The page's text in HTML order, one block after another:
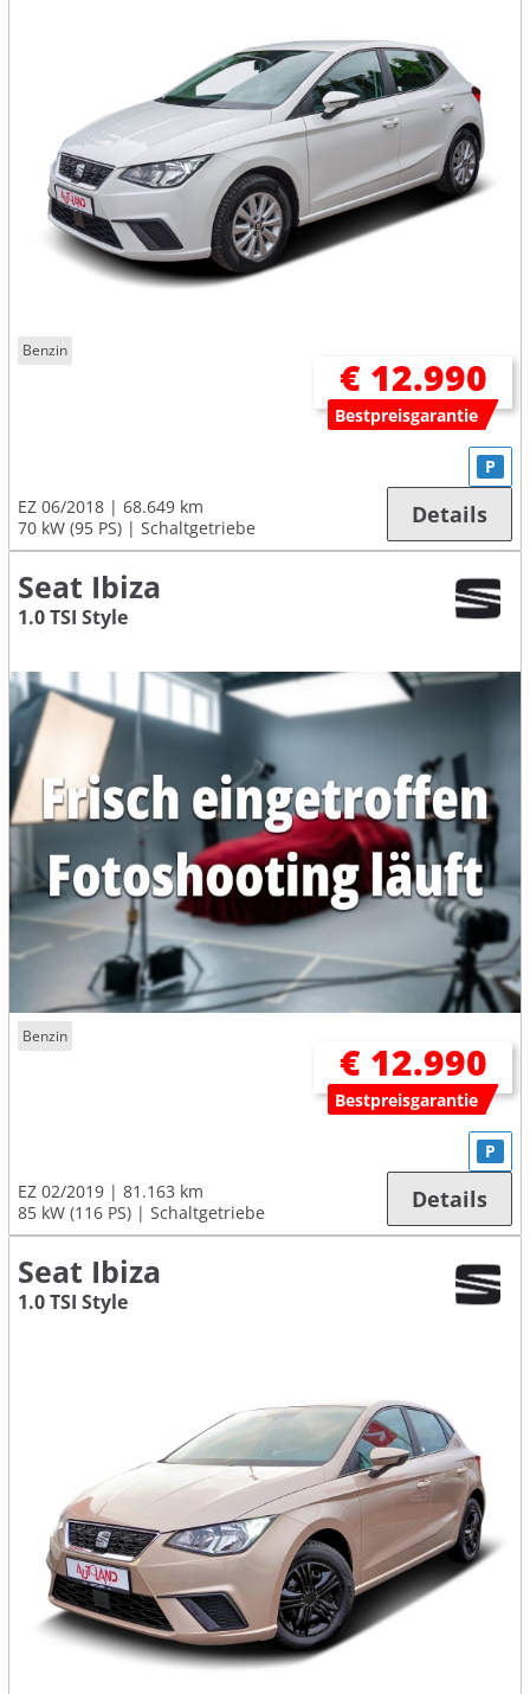
Benzin
€ 12.990
Bestpreisgarantie
EZ 06/2018
68.649 km
70 kW (95 PS)
Schaltgetriebe
P
Details
Seat Ibiza
1.0 TSI Style
Benzin
€ 12.990
Bestpreisgarantie
EZ 02/2019
81.163 km
85 kW (116 PS)
Schaltgetriebe
P
Details
Seat Ibiza
1.0 TSI Style